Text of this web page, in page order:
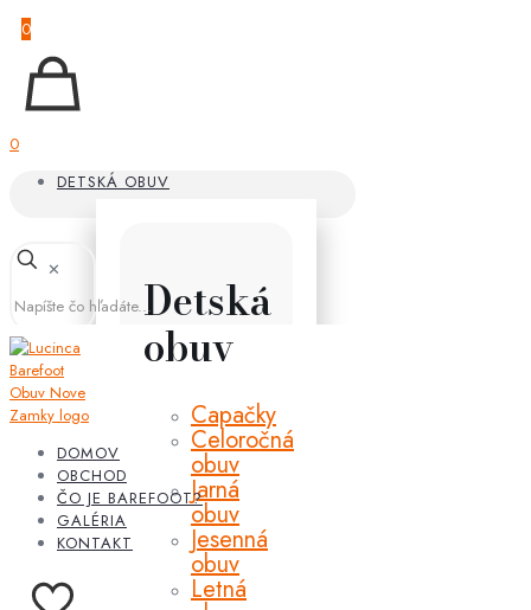
0
0
DETSKÁ OBUV
Detská
obuv
Capačky
Celoročná
obuv
Jarná
obuv
Jesenná
obuv
Letná
✕
DOMOV
OBCHOD
ČO JE BAREFOOT?
GALÉRIA
KONTAKT